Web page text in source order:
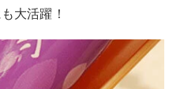
大活躍！